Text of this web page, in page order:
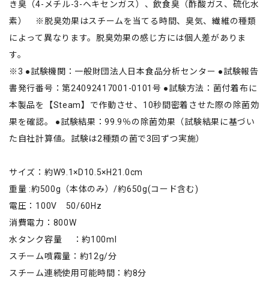
き臭（4-メチル-3-ヘキセンガス）、飲食臭（酢酸ガス、硫化水
素） ※脱臭効果はスチームを当てる時間、臭気、繊維の種類
によって異なります。脱臭効果の感じ方には個人差がありま
す。
※3 ●試験機関：一般財団法人日本食品分析センター ●試験報告
書発行番号：第24092417001-0101号 ●試験方法：菌付着布に
本製品を【Steam】で作動させ、10秒間密着させた際の除菌効
果を確認。 ●試験結果：99.9％の除菌効果（試験結果に基づい
た自社計算値。試験は2種類の菌で3回ずつ実施）
サイズ：約W9.1×D10.5×H21.0cm
重量 :約500g（本体のみ）/約650g(コード含む)
電圧：100V 50/60Hz
消費電力：800W
水タンク容量 ：約100ml
スチーム噴霧量：約12g/分
スチーム連続使用可能時間：約8分